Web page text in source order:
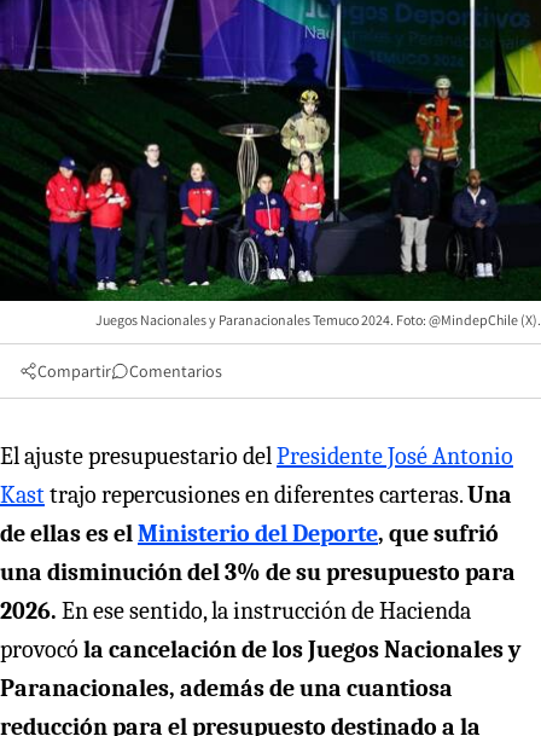
Juegos Nacionales y Paranacionales Temuco 2024. Foto: @MindepChile (X).
Compartir Comentarios
El ajuste presupuestario delPresidente José Antonio
Kasttrajo repercusiones en diferentes carteras.Una
de ellas es elMinisterio del Deporte, que sufrió
una disminución del 3% de su presupuesto para
2026. En ese sentido, la instrucción de Hacienda
provocó la cancelación de los Juegos Nacionales y
Paranacionales, además de una cuantiosa
reducción para el presupuesto destinado a la